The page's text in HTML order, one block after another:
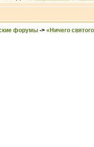
форумы -> «Ничего